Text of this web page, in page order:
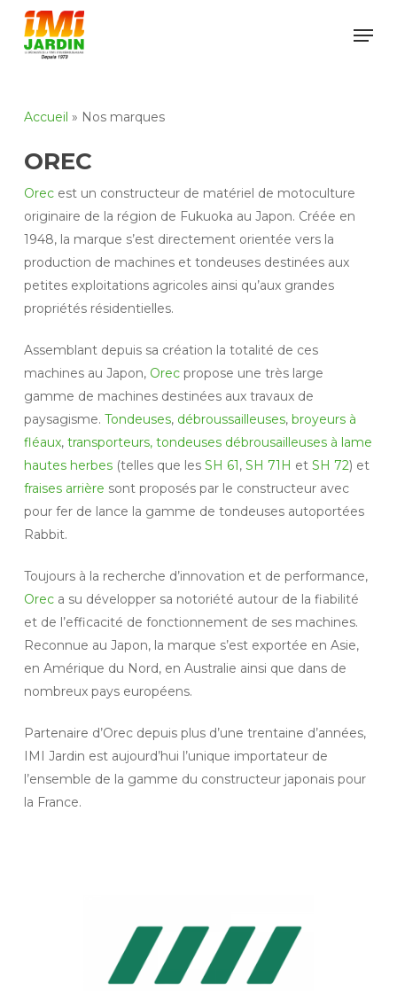
main
Accueil » Nos marques
OREC
Orecest un constructeur de matériel de motoculture
originaire de la région de Fukuoka au Japon. Créée en
1948, la marque s’est directement orientée vers la
production de machines et tondeuses destinées aux
petites exploitations agricoles ainsi qu’aux grandes
propriétés résidentielles.
Assemblant depuis sa création la totalité de ces
machines au Japon, Orecpropose une très large
gamme de machines destinées aux travaux de
paysagisme. Tondeuses, débroussailleuses, broyeurs à
fléaux, transporteurs, tondeuses débrousailleuses à lame
hautes herbes(telles que les SH 61, SH 71H et SH 72) et
fraises arrière sont proposés par le constructeur avec
pour fer de lance la gamme de tondeuses autoportées
Rabbit.
Toujours à la recherche d’innovation et de performance,
Oreca su développer sa notoriété autour de la fiabilité
et de l’efficacité de fonctionnement de ses machines.
Reconnue au Japon, la marque s’est exportée en Asie,
en Amérique du Nord, en Australie ainsi que dans de
nombreux pays européens.
Partenaire d’Orec depuis plus d’une trentaine d’années,
IMI Jardin est aujourd’hui l’unique importateur de
l’ensemble de la gamme du constructeur japonais pour
la France.